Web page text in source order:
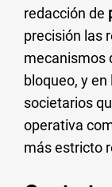
redacción de
precisión las
mecanismos
bloqueo, y
societarios
operativa
más estricto